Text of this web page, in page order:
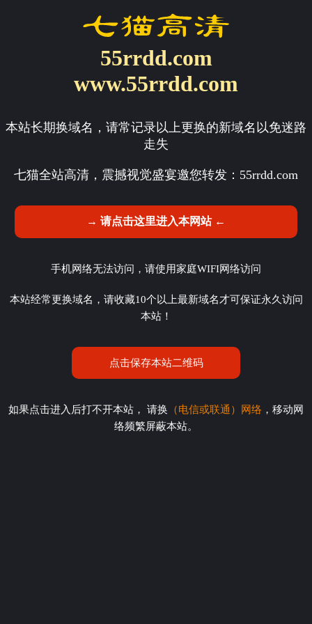
55rrdd.com
www.55rrdd.com
本站长期换域名，请常记录以上更换的新域名以免迷路
走失
七猫全站高清，震撼视觉盛宴邀您转发： 55rrdd.com
→ 请点击这里进入本网站 ←
手机网络无法访问，请使用家庭WIFI网络访问
本站经常更换域名，请收藏10个以上最新域名才可保证永久访问
本站！
点击保存本站二维码
如果点击进入后打不开本站， 请换 （电信或联通）网络 ，移动网
络频繁屏蔽本站。